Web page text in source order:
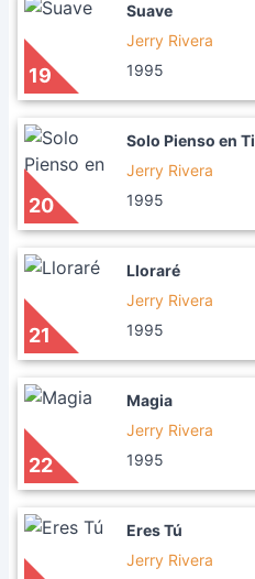
19
Suave
Jerry Rivera
1995
20
Solo Pienso en Ti
Jerry Rivera
1995
21
Lloraré
Jerry Rivera
1995
22
Magia
Jerry Rivera
1995
Eres Tú
Jerry Rivera